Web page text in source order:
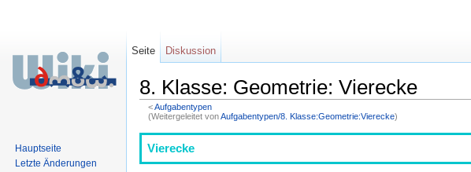
8. Klasse: Geometrie: Vierecke
<Aufgabentypen
(Weitergeleitet vonAufgabentypen/8. Klasse:Geometrie:Vierecke)
Vierecke
Seite Diskussion
Hauptseite
Letzte Änderungen